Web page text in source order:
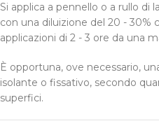
Si applica a pennello o a rullo di
con una diluizione del 20 - 30%
applicazioni di 2 - 3 ore da una
È opportuna, ove necessario,
isolante o fissativo, secondo
superfici.